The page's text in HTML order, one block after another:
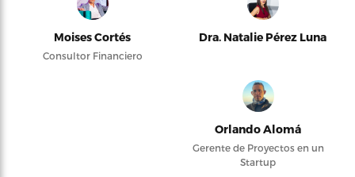
Moises Cortés
Consultor Financiero
Dra. Natalie Pérez Luna
Orlando Alomá
Gerente de Proyectos en un
Startup